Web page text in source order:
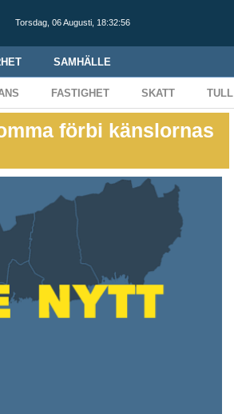
Torsdag, 06 Augusti, 18:32:57
SAMHÄLLE
FASTIGHET SKATT TULL
förbi känslornas